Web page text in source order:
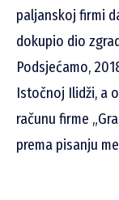
paljanskoj firmi
dokupio dio
Podsjećamo,
Istočnoj Ilidži, a
računu firme
prema pisanju